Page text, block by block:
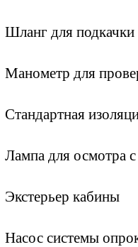
Шланг для
Манометр для
Стандартная
Лампа для осмотра
Экстерьер кабины
Насос системы